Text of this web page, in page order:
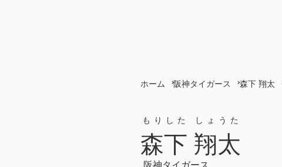
ホーム 阪神タイガース 森下 翔太
森下 翔太
もりした しょうた